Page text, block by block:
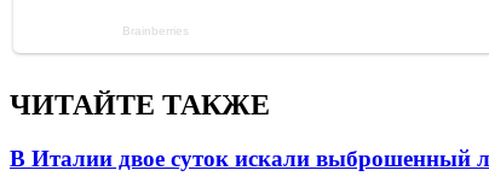
ЧИТАЙТЕ ТАКЖЕ
В Италии двое суток искали выброшенный